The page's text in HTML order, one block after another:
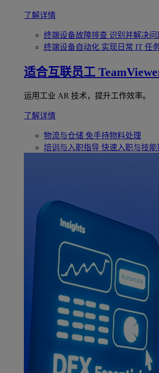
了解详情
终端设备故障排查 识别并解决问
终端设备自动化 实现日常 IT 任
适合互联员工
运用工业 AR 技术，提升工作效率。
了解详情
物流与仓储 免手持物料处理
培训与入职指导 快速入职与技能